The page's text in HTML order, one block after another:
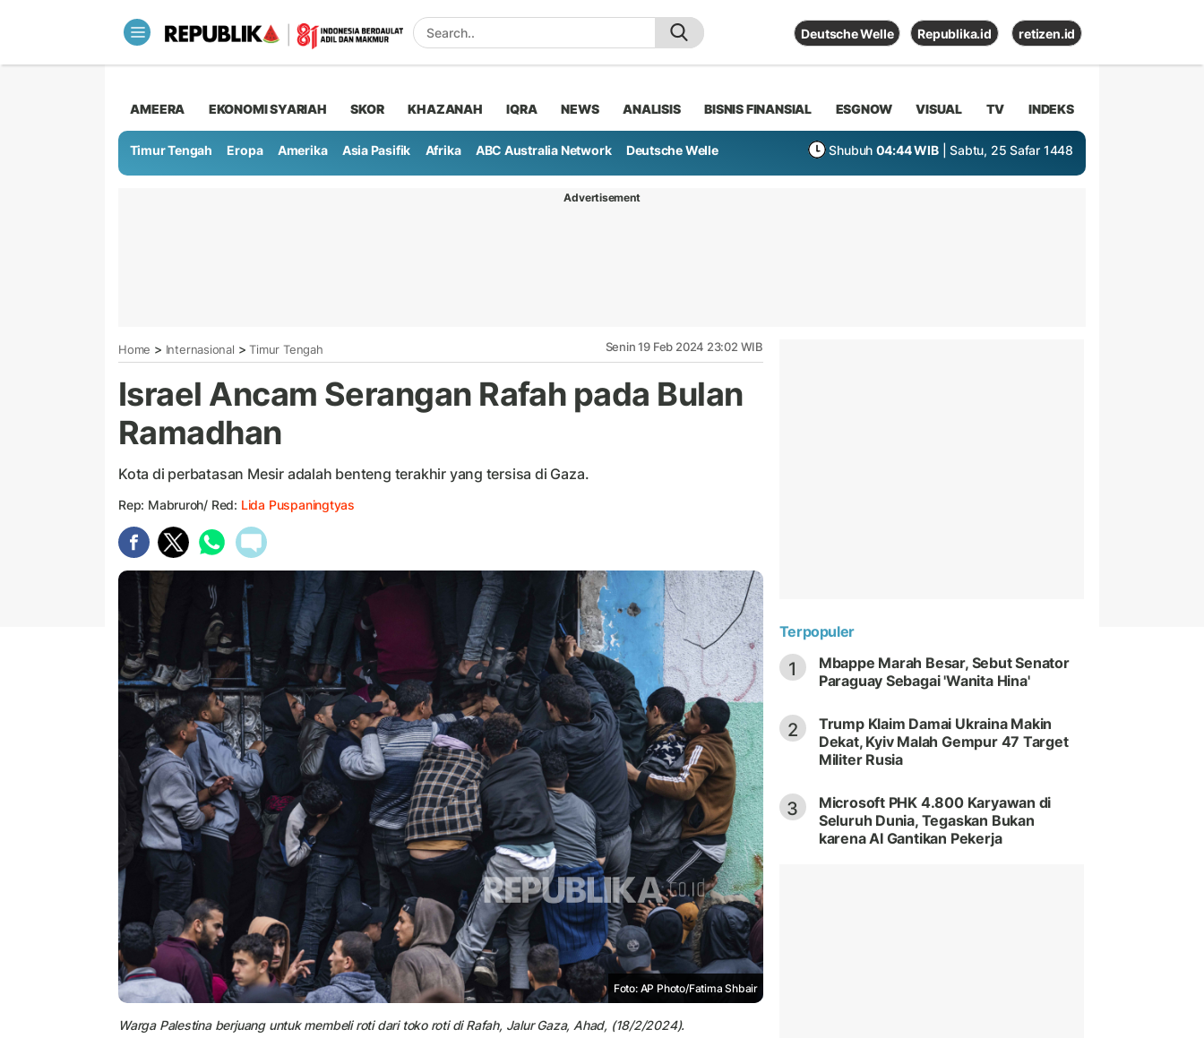
Deutsche Welle Republika.id retizen.id
AMEERA EKONOMI SYARIAH SKOR KHAZANAH IQRA NEWS ANALISIS BISNIS FINANSIAL ESGNOW VISUAL TV INDEKS
Timur Tengah Eropa Amerika Asia Pasifik Afrika ABC Australia Network Deutsche Welle Shubuh 04:44 WIB | Sabtu, 25 Safar 1448
Advertisement
Home > Internasional > Timur Tengah Senin 19 Feb 2024 23:02 WIB
Israel Ancam Serangan Rafah pada Bulan
Ramadhan
Kota di perbatasan Mesir adalah benteng terakhir yang tersisa di Gaza.
Rep: Mabruroh/ Red: Lida Puspaningtyas
Foto: AP Photo/Fatima Shbair
Warga Palestina berjuang untuk membeli roti dari toko roti di Rafah, Jalur Gaza, Ahad, (18/2/2024).
Terpopuler
1
Mbappe Marah Besar, Sebut Senator
Paraguay Sebagai 'Wanita Hina'
2
Trump Klaim Damai Ukraina Makin
Dekat, Kyiv Malah Gempur 47 Target
Militer Rusia
3
Microsoft PHK 4.800 Karyawan di
Seluruh Dunia, Tegaskan Bukan
karena AI Gantikan Pekerja